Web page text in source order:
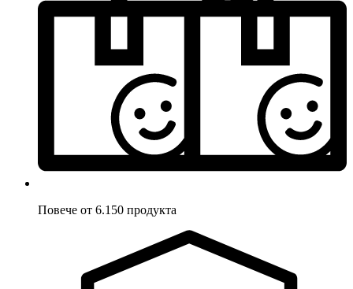
Повече от 6.150 продукта